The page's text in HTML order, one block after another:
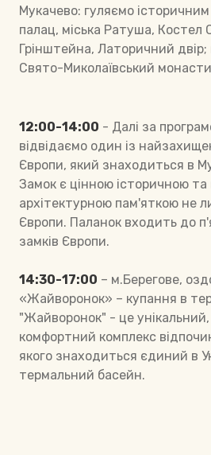
Мукачево: гуляємо
палац, міська Ратуша, Костел
Грінштейна, Латоричний
Свято-Миколаївський
12:00-14:00 - Далі за
відвідаємо один із
Європи, який знаходиться в
Замок є цінною історичною та
архітектурною пам'яткою не
Європи. Паланок входить до
замків Європи.
14:30-17:00 – м.Берегове,
«Жайворонок» – купання в
"Жайворонок" - це
комфортний комплекс
якого знаходиться єдиний в
термальний басейн.